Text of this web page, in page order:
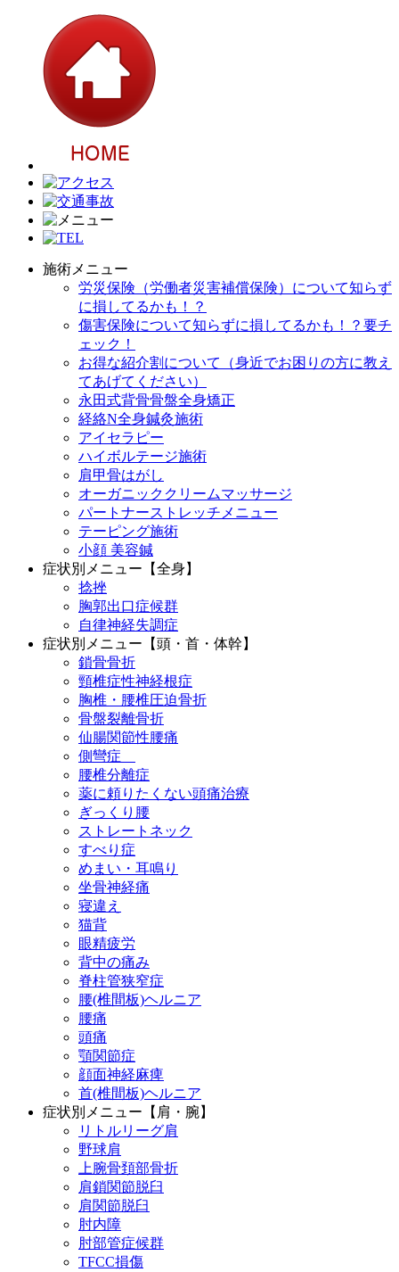
施術メニュー
労災保険（労働者災害補償保険）について知らず
に損してるかも！？
傷害保険について知らずに損してるかも！？要チ
ェック！
お得な紹介割について（身近でお困りの方に教え
てあげてください）
永田式背骨骨盤全身矯正
経絡N全身鍼灸施術
アイセラピー
ハイボルテージ施術
肩甲骨はがし
オーガニッククリームマッサージ
パートナーストレッチメニュー
テーピング施術
小顔 美容鍼
症状別メニュー【全身】
捻挫
胸郭出口症候群
自律神経失調症
症状別メニュー【頭・首・体幹】
鎖骨骨折
頸椎症性神経根症
胸椎・腰椎圧迫骨折
骨盤裂離骨折
仙腸関節性腰痛
側彎症
腰椎分離症
薬に頼りたくない頭痛治療
ぎっくり腰
ストレートネック
すべり症
めまい・耳鳴り
坐骨神経痛
寝違え
猫背
眼精疲労
背中の痛み
脊柱管狭窄症
腰(椎間板)ヘルニア
腰痛
頭痛
顎関節症
顔面神経麻痺
首(椎間板)ヘルニア
症状別メニュー【肩・腕】
リトルリーグ肩
野球肩
上腕骨頚部骨折
肩鎖関節脱臼
肩関節脱臼
肘内障
肘部管症候群
TFCC損傷